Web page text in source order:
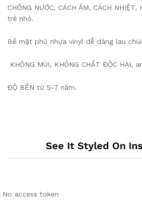
️CHỐNG NƯỚC, CÁCH ÂM, CÁCH
trẻ nhỏ.
️Bề mặt phủ nhựa vinyl dễ dàng lau
KHÔNG MÙI, KHÔNG CHẤT ĐỘC HẠI,
️ĐỘ BỀN từ 5-7 năm.
See It Styled On
No access token